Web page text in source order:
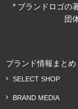
* ブランドロゴの
団
ブランド情報まとめ
SELECT SHOP
BRAND MEDIA